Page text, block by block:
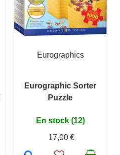
Eurographics
Eurographic Sorter
Puzzle
En stock (12)
17,00 €